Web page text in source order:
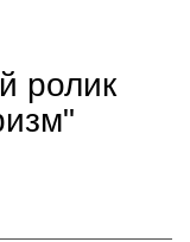
ролик